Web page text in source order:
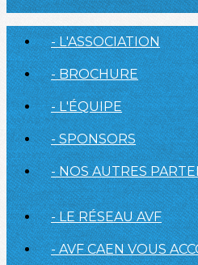
- L'ASSOCIATION
- BROCHURE
- L'ÉQUIPE
- SPONSORS
- NOS AUTRES
- LE RÉSEAU AVF
- AVF CAEN VOUS